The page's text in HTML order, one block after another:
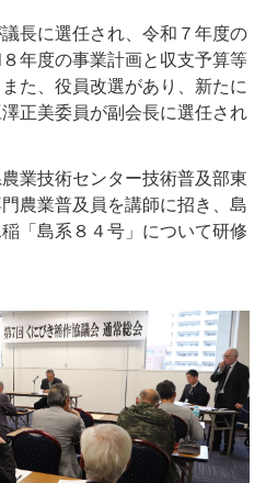
長に選任され、令和７年度の
年度の事業計画と収支予算等
た、役員改選があり、新たに
正美委員が副会長に選任され
業技術センター技術普及部東
農業普及員を講師に招き、島
「島系８４号」について研修